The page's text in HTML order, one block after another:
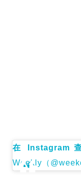
在 Instagram
Weekly（